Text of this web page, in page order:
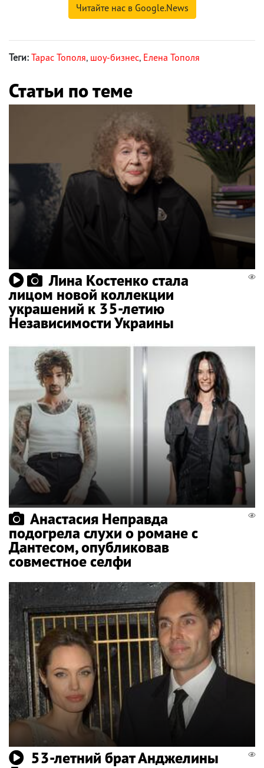
Читайте нас в Google.News
Теги: Тарас Тополя, шоу-бизнес, Елена Тополя
Статьи по теме
Лина Костенко стала
лицом новой коллекции
украшений к 35-летию
Независимости Украины
Анастасия Неправда
подогрела слухи о романе с
Дантесом, опубликовав
совместное селфи
53-летний брат Анджелины